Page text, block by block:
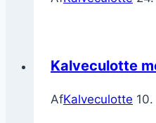
Kalveculotte
AfKalveculotte